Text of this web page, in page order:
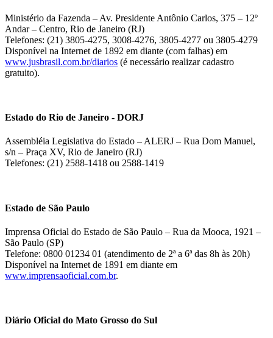
Ministério da Fazenda – Av. Presidente Antônio Carlos, 375 – 12º
Andar – Centro, Rio de Janeiro (RJ)
Telefones: (21) 3805-4275, 3008-4276, 3805-4277 ou 3805-4279
Disponível na Internet de 1892 em diante (com falhas) em
www.jusbrasil.com.br/diarios (é necessário realizar cadastro
gratuito).
Estado do Rio de Janeiro - DORJ
Assembléia Legislativa do Estado – ALERJ – Rua Dom Manuel,
s/n – Praça XV, Rio de Janeiro (RJ)
Telefones: (21) 2588-1418 ou 2588-1419
Estado de São Paulo
Imprensa Oficial do Estado de São Paulo – Rua da Mooca, 1921 –
São Paulo (SP)
Telefone: 0800 01234 01 (atendimento de 2ª a 6ª das 8h às 20h)
Disponível na Internet de 1891 em diante em
www.imprensaoficial.com.br.
Diário Oficial do Mato Grosso do Sul